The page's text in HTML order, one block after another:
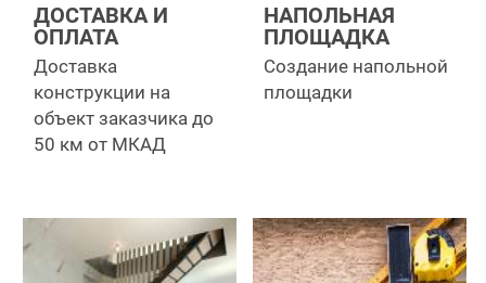
ДОСТАВКА И
ОПЛАТА
Доставка
конструкции на
объект заказчика до
50 км от МКАД
НАПОЛЬНАЯ
ПЛОЩАДКА
Создание напольной
площадки